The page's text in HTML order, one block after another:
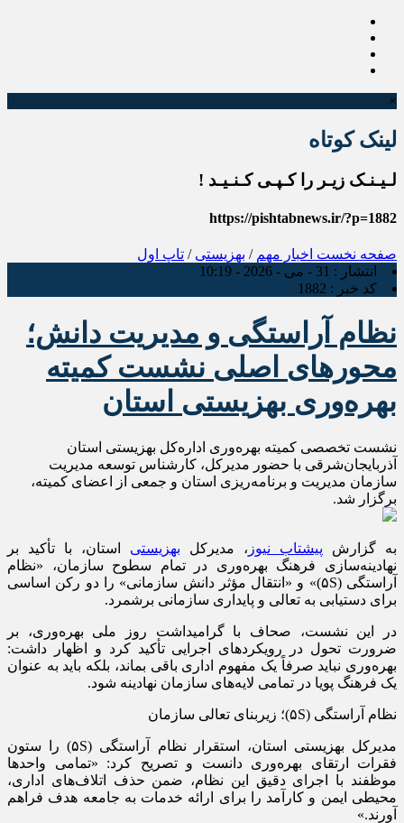
×
لینک کوتاه
لـیـنـک زیـر را کـپـی کـنـیـد !
https://pishtabnews.ir/?p=1882
صفحه نخست اخبار مهم / بهزیستی / تاپ اول
انتشار : 31 - می - 2026 - 10:19
کد خبر : 1882
نظام آراستگی و مدیریت دانش؛
محورهای اصلی نشست کمیته
بهره‌وری بهزیستی استان
نشست تخصصی کمیته بهره‌وری اداره‌کل بهزیستی استان
آذربایجان‌شرقی با حضور مدیرکل، کارشناس توسعه مدیریت
سازمان مدیریت و برنامه‌ریزی استان و جمعی از اعضای کمیته،
برگزار شد.
به گزارش پیشتاب نیوز ، مدیرکل بهزیستی استان، با تأکید بر
نهادینه‌سازی فرهنگ بهره‌وری در تمام سطوح سازمان، «نظام
آراستگی (۵S)» و «انتقال مؤثر دانش سازمانی» را دو رکن اساسی
برای دستیابی به تعالی و پایداری سازمانی برشمرد.
در این نشست، صحاف با گرامیداشت روز ملی بهره‌وری، بر
ضرورت تحول در رویکردهای اجرایی تأکید کرد و اظهار داشت:
بهره‌وری نباید صرفاً یک مفهوم اداری باقی بماند، بلکه باید به عنوان
یک فرهنگ پویا در تمامی لایه‌های سازمان نهادینه شود.
نظام آراستگی (۵S)؛ زیربنای تعالی سازمان
مدیرکل بهزیستی استان، استقرار نظام آراستگی (۵S) را ستون
فقرات ارتقای بهره‌وری دانست و تصریح کرد: «تمامی واحدها
موظفند با اجرای دقیق این نظام، ضمن حذف اتلاف‌های اداری،
محیطی ایمن و کارآمد را برای ارائه خدمات به جامعه هدف فراهم
آورند.»